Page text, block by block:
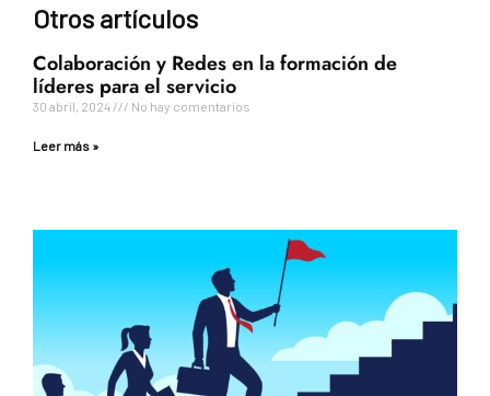
Otros artículos
Colaboración y Redes en la formación de
líderes para el servicio
30 abril, 2024 No hay comentarios
Leer más »